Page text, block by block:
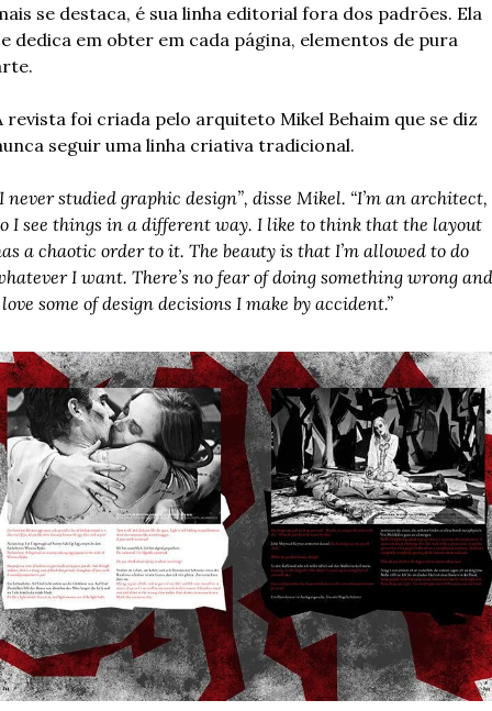
se destaca, é sua linha editorial fora dos padrões. Ela
dedica em obter em cada página, elementos de pura
revista foi criada pelo arquiteto Mikel Behaim que se diz
seguir uma linha criativa tradicional.
never studied graphic design”, disse Mikel. “I’m an architect,
I see things in a different way. I like to think that the layout
a chaotic order to it. The beauty is that I’m allowed to do
I want. There’s no fear of doing something wrong and
some of design decisions I make by accident.”